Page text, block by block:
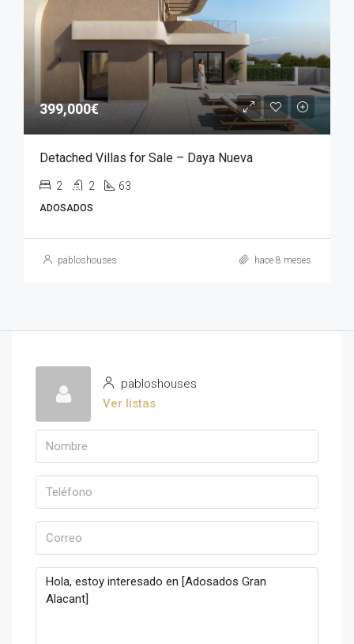
399,000€
Detached Villas for Sale – Daya Nueva
2 2 63
ADOSADOS
pabloshouses hace 8 meses
pabloshouses
Ver listas